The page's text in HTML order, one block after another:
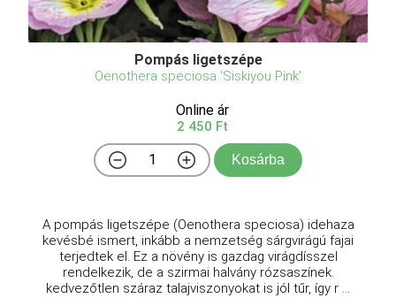
Pompás ligetszépe
Oenothera speciosa 'Siskiyou Pink'
Online ár
2 450 Ft
Kosárba
A pompás ligetszépe (Oenothera speciosa) idehaza
kevésbé ismert, inkább a nemzetség sárgvirágú fajai
terjedtek el. Ez a növény is gazdag virágdísszel
rendelkezik, de a szirmai halvány rózsaszínek.
kedvezőtlen száraz talajviszonyokat is jól tűr, így r ...